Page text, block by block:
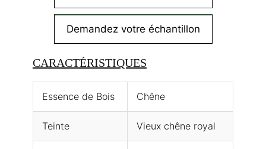
Demandez votre échantillon
CARACTÉRISTIQUES
Essence de Bois Chêne
Teinte Vieux chêne royal